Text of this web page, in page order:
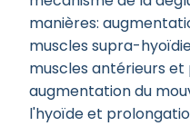
manières:
muscles supra-
muscles antérieurs et
augmentation du
l'hyoïde et